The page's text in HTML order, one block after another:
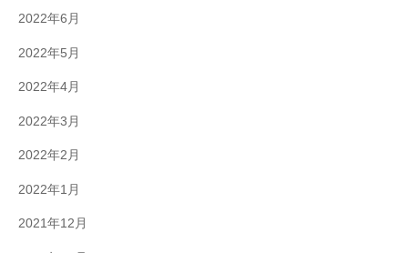
2022年6月
2022年5月
2022年4月
2022年3月
2022年2月
2022年1月
2021年12月